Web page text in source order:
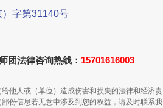
从数据变化看反腐深化
）字第31140号
团法律咨询热线： 15701616003
他人或（单位）造成伤害和损失的法律和经济责
份信息若无意中涉及到您的权益，请及时联系我